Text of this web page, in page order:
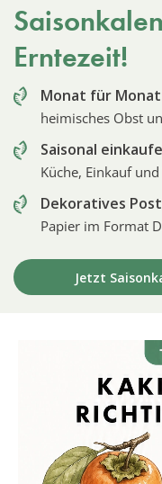
Erntezeit!
Monat für
heimisches Obst
Saisonal
Küche, Einkauf
Dekoratives
Papier im Format
Jetzt